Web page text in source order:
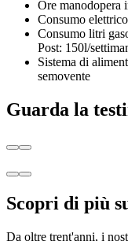
Ore manodopera
Consumo
Consumo litri
Post: 150l/
Sistema di
semovente
Guarda la
Scopri di più
Da oltre trent'anni, i